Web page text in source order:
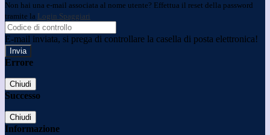
Non hai una e-mail associata al nome utente? Effettua il reset della password
tramite la Login Spaggiari
E-mail inviata, si prega di controllare la casella di posta elettronica!
Errore
Chiudi
Successo
Chiudi
Informazione